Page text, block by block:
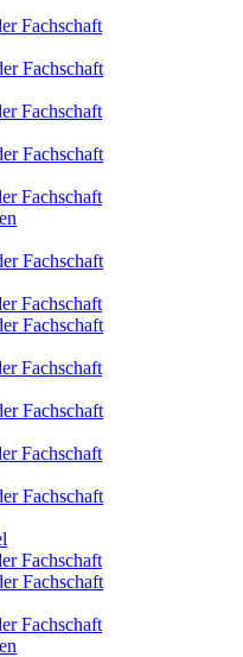
Fachschaft
Fachschaft
Fachschaft
Fachschaft
Fachschaft
Fachschaft
Fachschaft
Fachschaft
Fachschaft
Fachschaft
Fachschaft
Fachschaft
Fachschaft
Fachschaft
Fachschaft